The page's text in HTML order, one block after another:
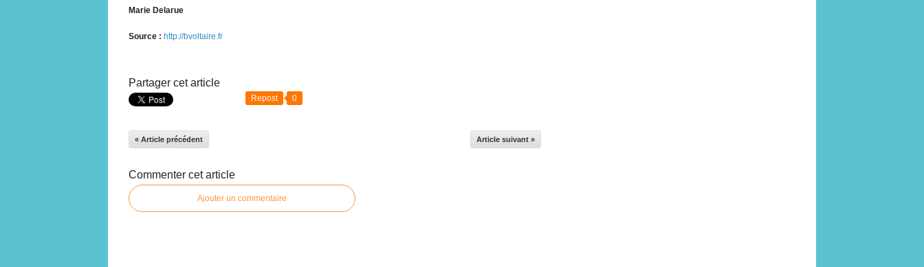
Marie Delarue
Source : http://bvoltaire.fr
Partager cet article
Repost 0
« Article précédent Article suivant »
Commenter cet article
Ajouter un commentaire